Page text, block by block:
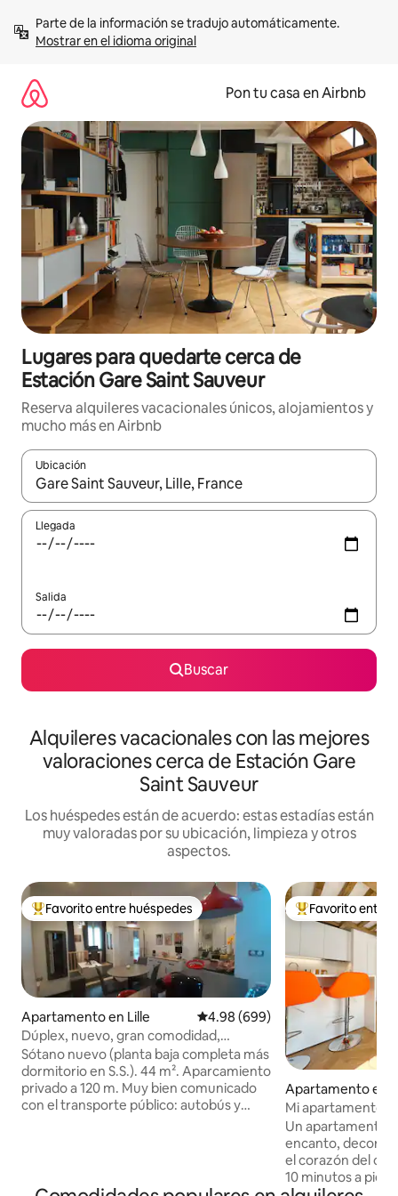
contenidoMostrar en el idioma original
Pon tu casa en Airbnb
Lugares para quedarte cerca de
Estación Gare Saint Sauveur
Reserva alquileres vacacionales únicos, alojamientos y
mucho más en Airbnb
Ubicación
Cuando los resultados estén disponibles, navega con las
Llegada
Salida
Buscar
Alquileres vacacionales con las mejores
valoraciones cerca de Estación Gare
Saint Sauveur
Los huéspedes están de acuerdo: estas estadías están
muy valoradas por su ubicación, limpieza y otros
aspectos.
Favorito entre huéspedes preferido
Favorito entre huéspedes
Apartamento en Lille Calificación promedio: 4.98 de
4.98 (699)
Dúplex, nuevo, gran comodidad,
aparcamiento privado incluido
Sótano nuevo (planta baja completa más
dormitorio en S.S.). 44 m². Aparcamiento
privado a 120 m. Muy bien comunicado
con el transporte público: autobús y
centro de la ciudad (Ayuntamiento), a
Favorito entre
Favorito entre
Apartamento en
Mi apartamento
Un apartamento
encanto,
el corazón del
10 minutos a pie